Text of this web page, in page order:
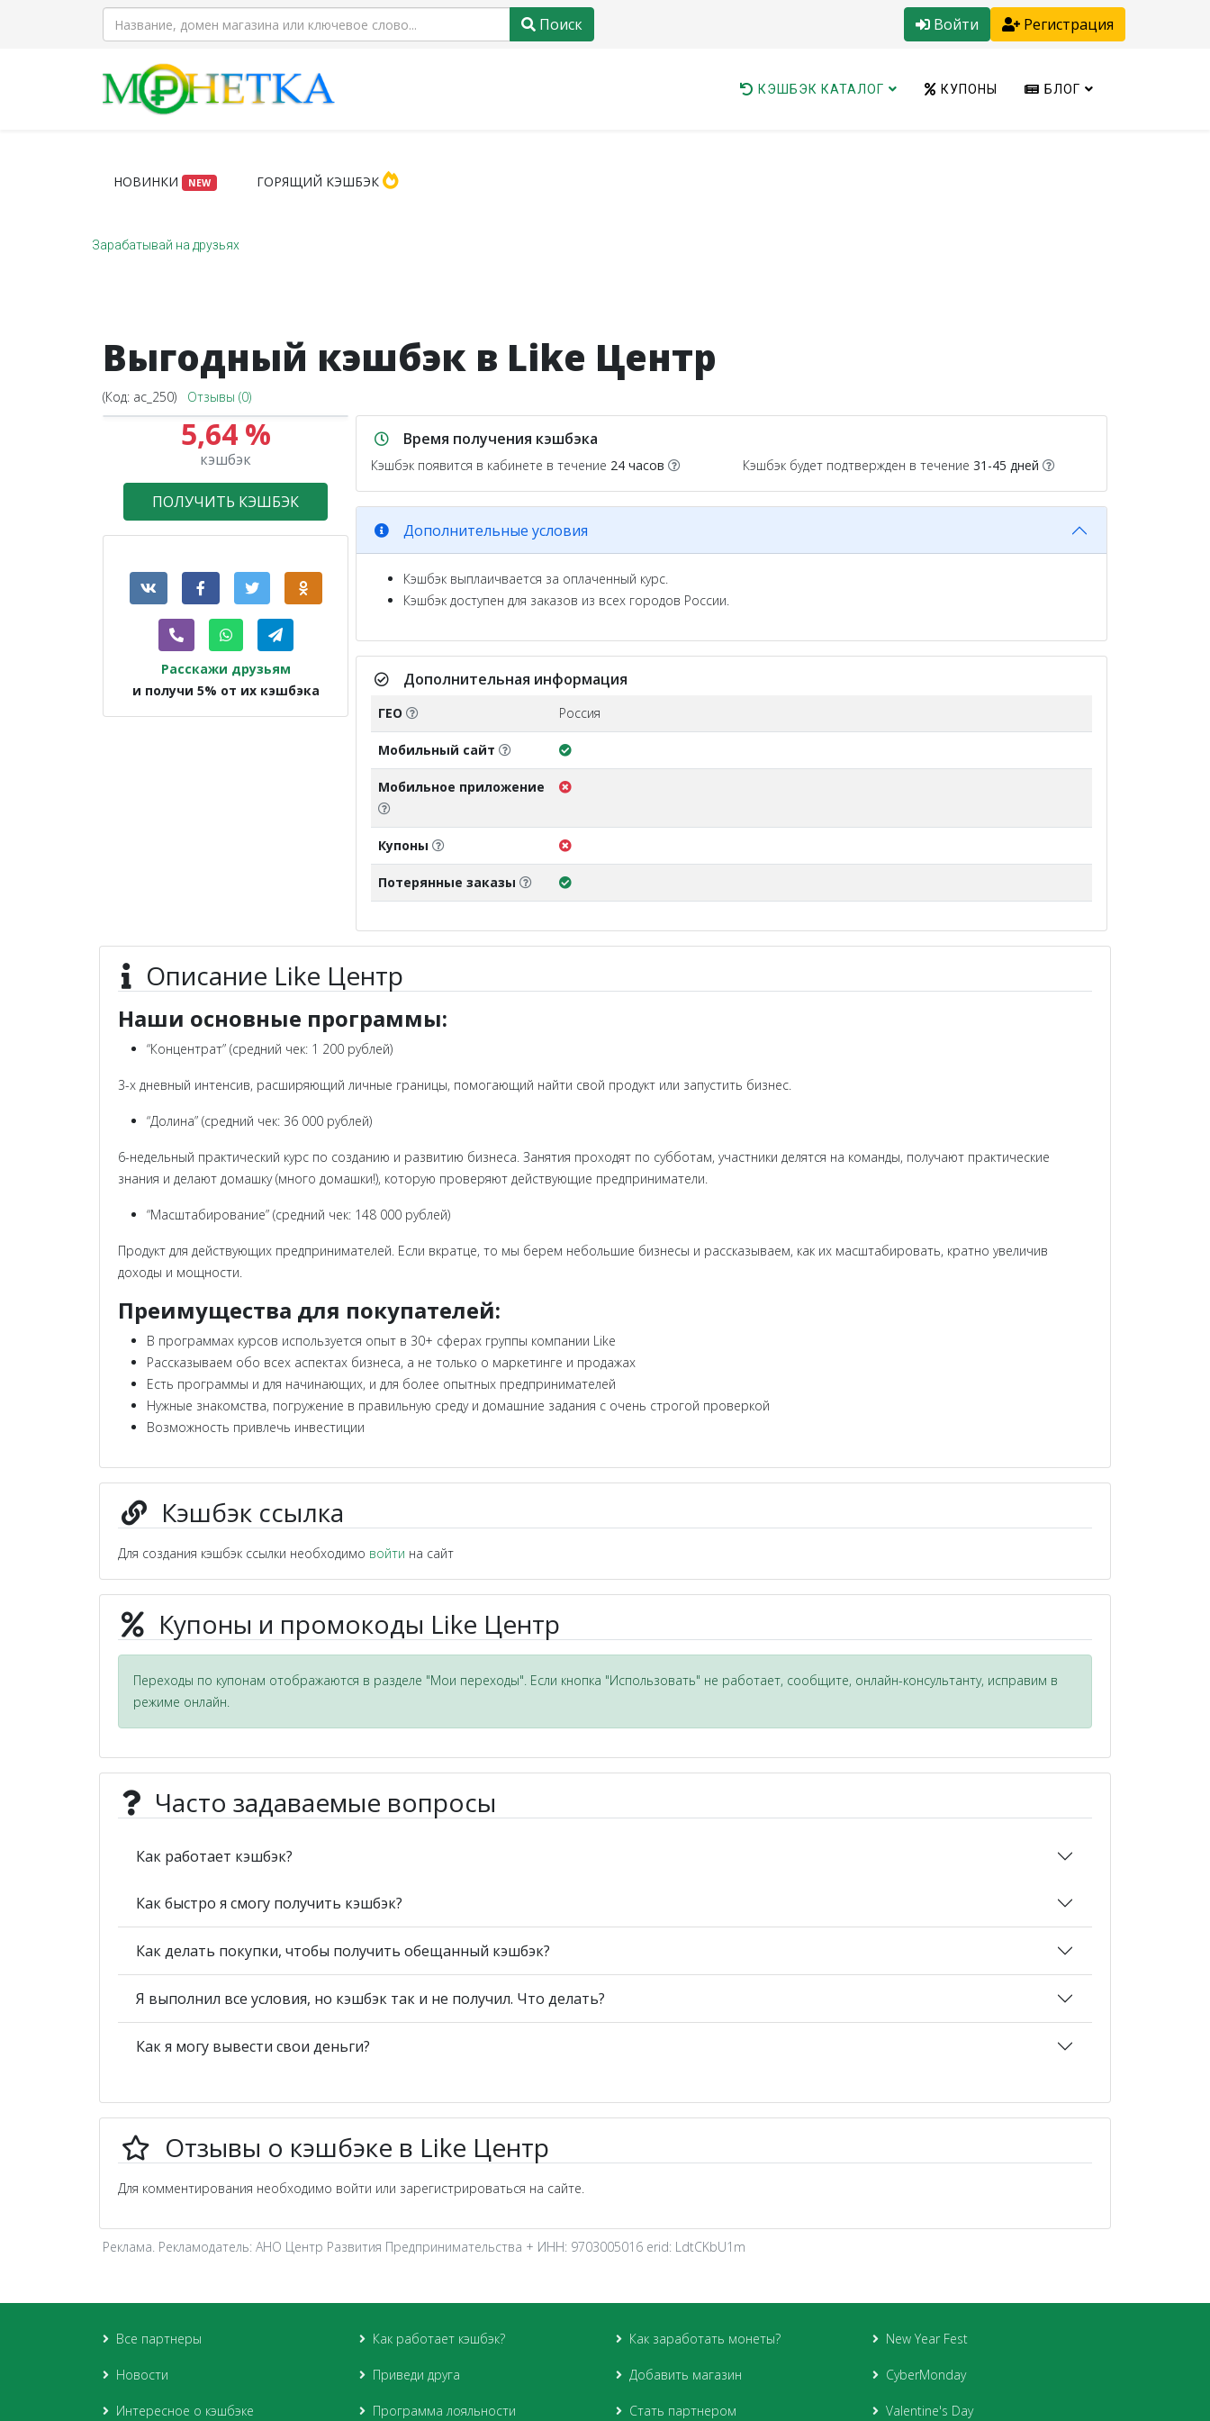
Поиск Войти Регистрация
КЭШБЭК КАТАЛОГ КУПОНЫ БЛОГ
НОВИНКИ NEW ГОРЯЩИЙ КЭШБЭК
Зарабатывай на друзьях
Выгодный кэшбэк в Like Центр
(Код: ac_250) Отзывы (0)
5,64 %
кэшбэк
ПОЛУЧИТЬ КЭШБЭК
Расскажи друзьям
и получи 5% от их кэшбэка
Время получения кэшбэка
Кэшбэк появится в кабинете в течение 24 часов Кэшбэк будет подтвержден в течение 31-45 дней
Дополнительные условия
Кэшбэк выплаичвается за оплаченный курс.
Кэшбэк доступен для заказов из всех городов России.
Дополнительная информация
ГЕО Россия
Мобильный сайт
Мобильное приложение
Купоны
Потерянные заказы
Описание Like Центр
Наши основные программы:
“Концентрат” (средний чек: 1 200 рублей)
3-х дневный интенсив, расширяющий личные границы, помогающий найти свой продукт или запустить бизнес.
“Долина” (средний чек: 36 000 рублей)
6-недельный практический курс по созданию и развитию бизнеса. Занятия проходят по субботам, участники делятся на команды, получают практические
знания и делают домашку (много домашки!), которую проверяют действующие предприниматели.
“Масштабирование” (средний чек: 148 000 рублей)
Продукт для действующих предпринимателей. Если вкратце, то мы берем небольшие бизнесы и рассказываем, как их масштабировать, кратно увеличив
доходы и мощности.
Преимущества для покупателей:
В программах курсов используется опыт в 30+ сферах группы компании Like
Рассказываем обо всех аспектах бизнеса, а не только о маркетинге и продажах
Есть программы и для начинающих, и для более опытных предпринимателей
Нужные знакомства, погружение в правильную среду и домашние задания с очень строгой проверкой
Возможность привлечь инвестиции
Кэшбэк ссылка
Для создания кэшбэк ссылки необходимо войти на сайт
Купоны и промокоды Like Центр
Переходы по купонам отображаются в разделе "Мои переходы". Если кнопка "Использовать" не работает, сообщите, онлайн-консультанту, исправим в
режиме онлайн.
Часто задаваемые вопросы
Как работает кэшбэк?
Как быстро я смогу получить кэшбэк?
Как делать покупки, чтобы получить обещанный кэшбэк?
Я выполнил все условия, но кэшбэк так и не получил. Что делать?
Как я могу вывести свои деньги?
Отзывы о кэшбэке в Like Центр
Для комментирования необходимо войти или зарегистрироваться на сайте.
Реклама. Рекламодатель: АНО Центр Развития Предпринимательства + ИНН: 9703005016 erid: LdtCKbU1m
Все партнеры
Новости
Интересное о кэшбэке
Как работает кэшбэк?
Приведи друга
Программа лояльности
Как заработать монеты?
Добавить магазин
Стать партнером
New Year Fest
CyberMonday
Valentine's Day